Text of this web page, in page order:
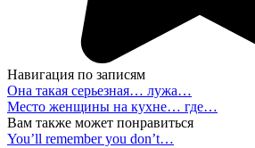
Навигация по записям
Она такая серьезная… лужа…
Место женщины на кухне… где…
Вам также может понравиться
You’ll remember you don’t…